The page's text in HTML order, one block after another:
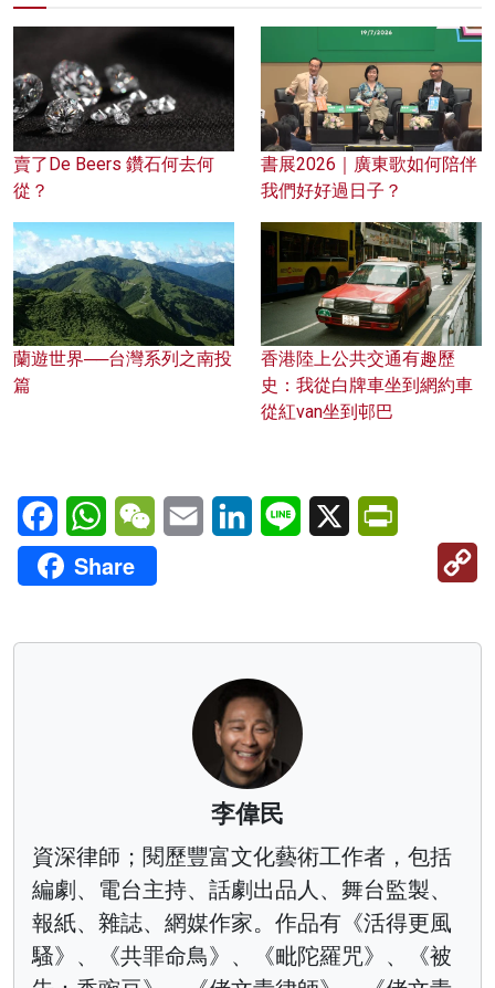
賣了De Beers 鑽石何去何
從？
書展2026｜廣東歌如何陪伴
我們好好過日子？
蘭遊世界──台灣系列之南投
篇
香港陸上公共交通有趣歷
史：我從白牌車坐到網約車
從紅van坐到邨巴
FacebookWhatsAppWeChatEmail LinkedInLine X
Share
李偉民
資深律師；閱歷豐富文化藝術工作者，包括
編劇、電台主持、話劇出品人、舞台監製、
報紙、雜誌、網媒作家。作品有《活得更風
騷》、《共罪命鳥》、《毗陀羅咒》、《被